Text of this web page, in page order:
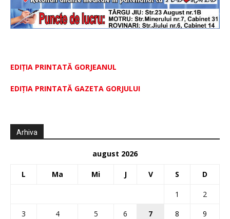
EDIȚIA PRINTATĂ GORJEANUL
EDIŢIA PRINTATĂ GAZETA GORJULUI
Arhiva
august 2026
L Ma Mi J V S D
1
2
3
4 5 6 7 8
9